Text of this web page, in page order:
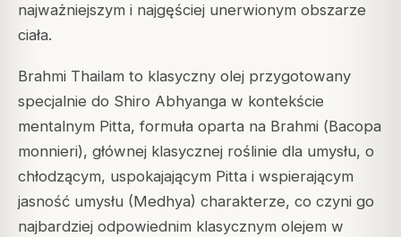
najważniejszym i najgęściej unerwionym obszarze
ciała.
Brahmi Thailam to klasyczny olej przygotowany
specjalnie do Shiro Abhyanga w kontekście
mentalnym Pitta, formuła oparta na Brahmi (Bacopa
monnieri), głównej klasycznej roślinie dla umysłu, o
chłodzącym, uspokajającym Pitta i wspierającym
jasność umysłu (Medhya) charakterze, co czyni go
najbardziej odpowiednim klasycznym olejem w